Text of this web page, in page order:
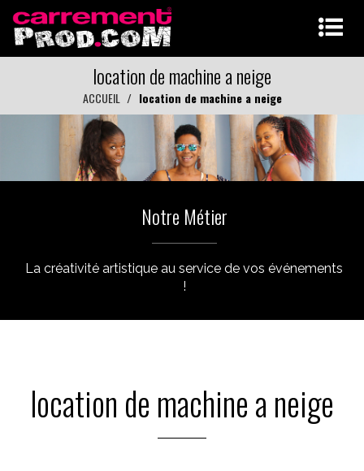
location de machine a neige
ACCUEIL location de machine a neige
Notre Métier
La créativité artistique au service de vos événements
!
location de machine a neige